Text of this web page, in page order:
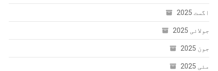
اگست 2025
جولائی 2025
جون 2025
مئی 2025